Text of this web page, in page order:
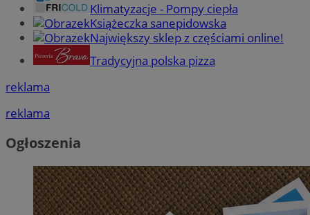
Klimatyzacje - Pompy ciepła
Książeczka sanepidowska
Największy sklep z częściami online!
Tradycyjna polska pizza
reklama
reklama
Ogłoszenia